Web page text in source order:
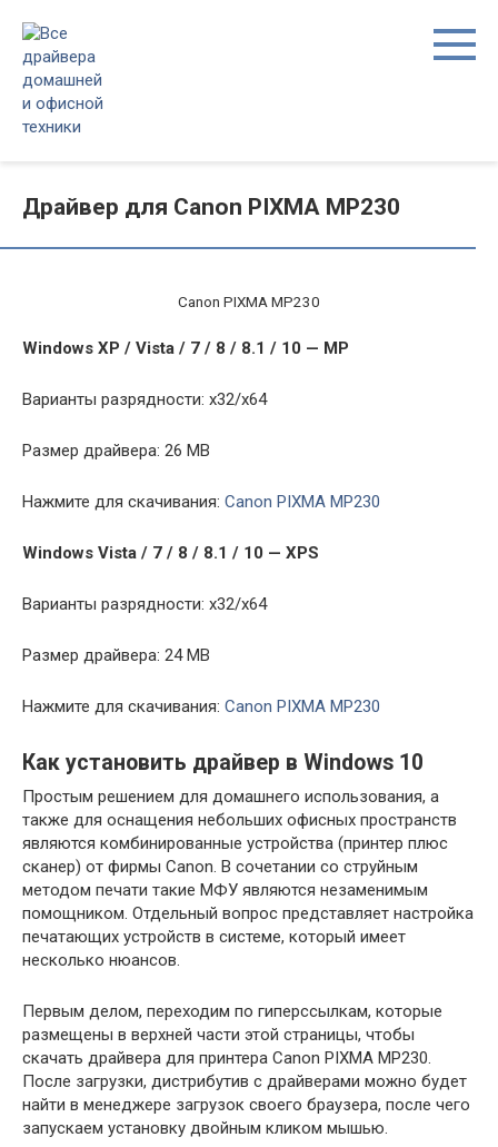
контенту
Драйвер для Canon PIXMA MP230
Canon PIXMA MP230
Windows XP / Vista / 7 / 8 / 8.1 / 10 — MP
Варианты разрядности: x32/x64
Размер драйвера: 26 MB
Нажмите для скачивания: Canon PIXMA MP230
Windows Vista / 7 / 8 / 8.1 / 10 — XPS
Варианты разрядности: x32/x64
Размер драйвера: 24 MB
Нажмите для скачивания: Canon PIXMA MP230
Как установить драйвер в Windows 10
Простым решением для домашнего использования, а
также для оснащения небольших офисных пространств
являются комбинированные устройства (принтер плюс
сканер) от фирмы Canon. В сочетании со струйным
методом печати такие МФУ являются незаменимым
помощником. Отдельный вопрос представляет настройка
печатающих устройств в системе, который имеет
несколько нюансов.
Первым делом, переходим по гиперссылкам, которые
размещены в верхней части этой страницы, чтобы
скачать драйвера для принтера Canon PIXMA MP230.
После загрузки, дистрибутив с драйверами можно будет
найти в менеджере загрузок своего браузера, после чего
запускаем установку двойным кликом мышью.